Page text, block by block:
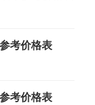
考价格表
考价格表